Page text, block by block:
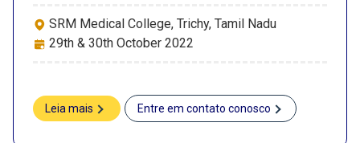
SRM Medical College, Trichy, Tamil Nadu
29th & 30th October 2022
Leia mais Entre em contato conosco